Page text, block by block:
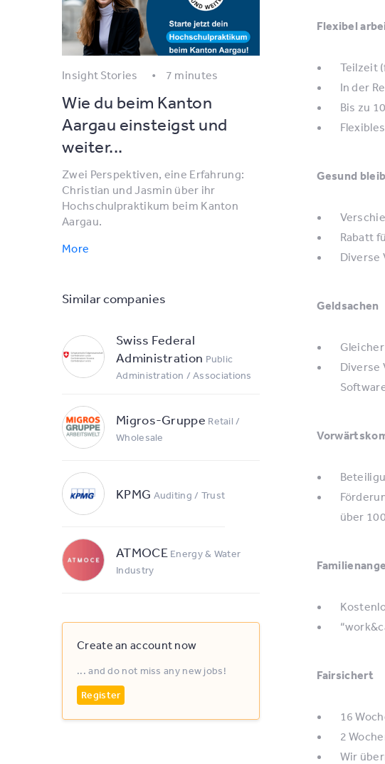
Insight Stories 7 minutes
Wie du beim Kanton
Aargau einsteigst und
weiter...
Zwei Perspektiven, eine Erfahrung:
Christian und Jasmin über ihr
Hochschulpraktikum beim Kanton
Aargau.
More
Similar companies
Swiss Federal
Administration Public
Administration / Associations
Migros-Gruppe Retail /
Wholesale
KPMG Auditing / Trust
ATMOCE Energy & Water
Industry
Create an account now
... and do not miss any new jobs!
Register
Flexibel
Teilzeit
In der
Bis zu
Gesund
Rabatt
Diverse
Geldsachen
Diverse
über
Fairsichert
16
2
Wir